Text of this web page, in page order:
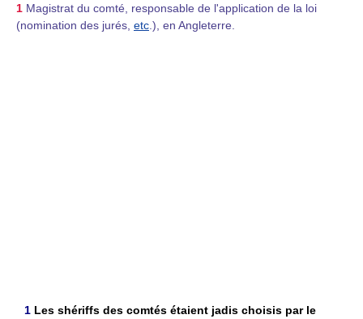
1 Magistrat du comté, responsable de l'application de la loi
(nomination des jurés, etc .), en Angleterre.
1 Les shériffs des comtés étaient jadis choisis par le